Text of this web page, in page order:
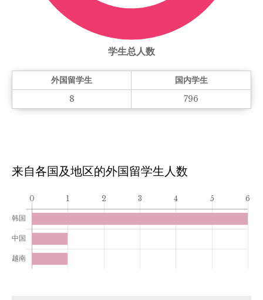
学生总人数
外国留学生
国内学生
8
796
来自各国及地区的外国留学生人数